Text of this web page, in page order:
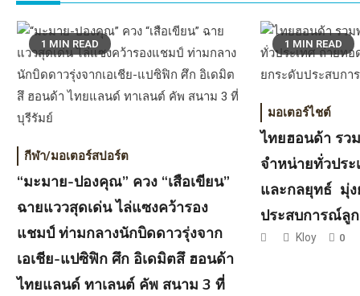
1 MIN READ
กีฬา/มอเตอร์สปอร์ต
“มะมาย-ปองคุณ” ควง “เสือเขียน”
ฉายแววสุดเด่น ไล่แซงคว้ารอง
แชมป์ ท่ามกลางนักบิดดาวรุ่งจาก
เอเชีย-แปซิฟิก ศึก อิเดมิตสึ ฮอนด้า
ไทยแลนด์ ทาเลนต์ คัพ สนาม 3 ที่
1 MIN READ
มอเตอร์ไชต์
ไทยฮอนด้า รว
จำหน่ายทั่วปร
และกลยุทธ์ มุ่ง
ประสบการณ์ลู
Kloy 0